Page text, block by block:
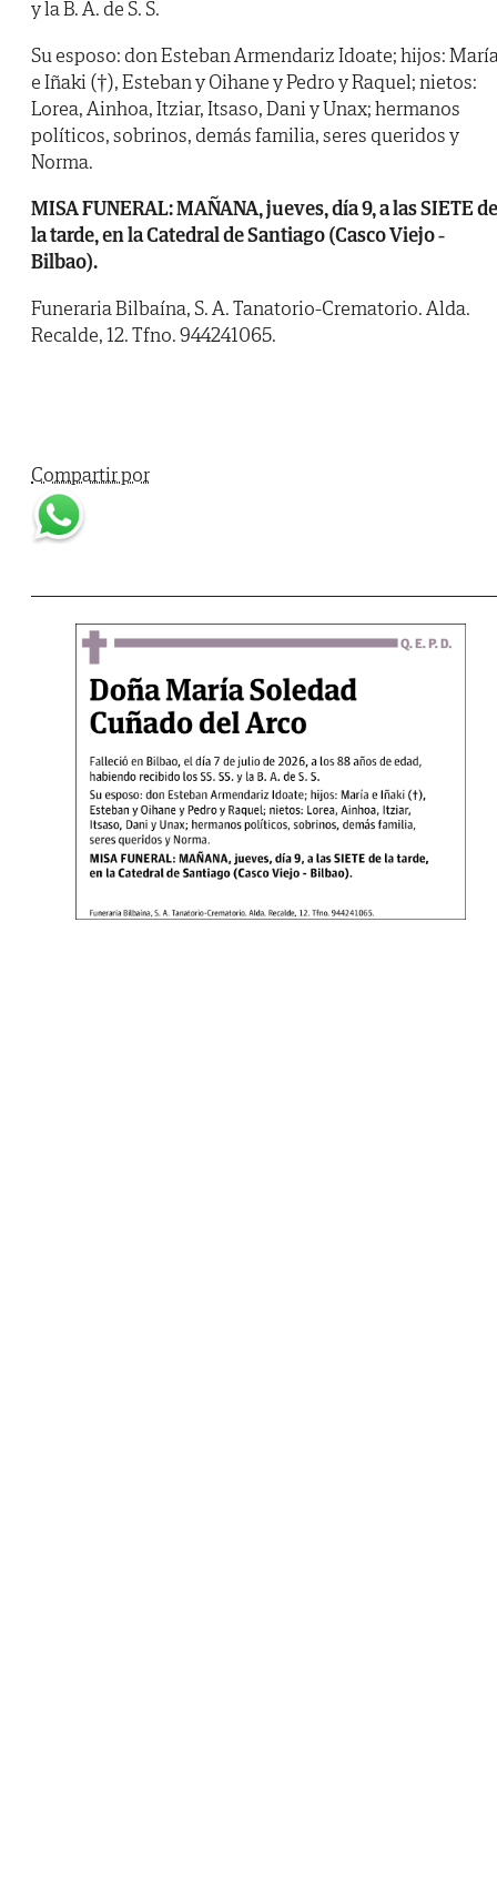
y la B. A. de S. S.
Su esposo: don Esteban Armendariz Idoate; hijos:
e Iñaki (†), Esteban y Oihane y Pedro y Raquel; nietos:
Lorea, Ainhoa, Itziar, Itsaso, Dani y Unax; hermanos
políticos, sobrinos, demás familia, seres queridos y
Norma.
MISA FUNERAL: MAÑANA, jueves, día 9, a las SIETE de
la tarde, en la Catedral de Santiago (Casco Viejo -
Bilbao).
Funeraria Bilbaína, S. A. Tanatorio-Crematorio. Alda.
Recalde, 12. Tfno. 944241065.
Compartir por